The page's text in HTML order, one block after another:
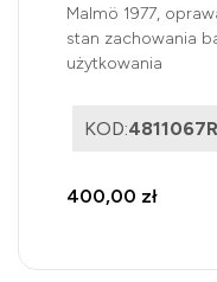
Malmö 1977,
stan zachowania
użytkowania
KOD:4811067R
400,00 zł